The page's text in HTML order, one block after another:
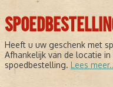
Heeft u uw geschenk met
Afhankelijk van de locatie
spoedbestelling. Lees